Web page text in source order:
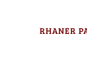
RHANER